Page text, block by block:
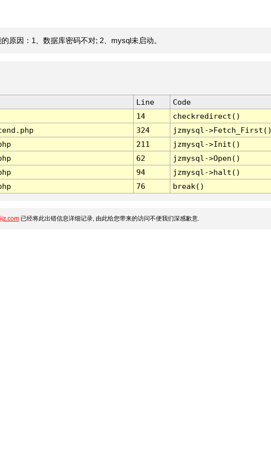
原因：1、数据库密码不对; 2、mysql未启动。
Line
Code
14
checkredirect()
324
jzmysql-
211
jzmysql->Init()
62
jzmysql->Open()
94
jzmysql->halt()
76 break()
已经将此出错信息详细记录, 由此给您带来的访问不便我们深感歉意.